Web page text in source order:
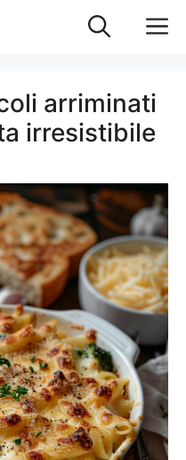
arriminati
irresistibile